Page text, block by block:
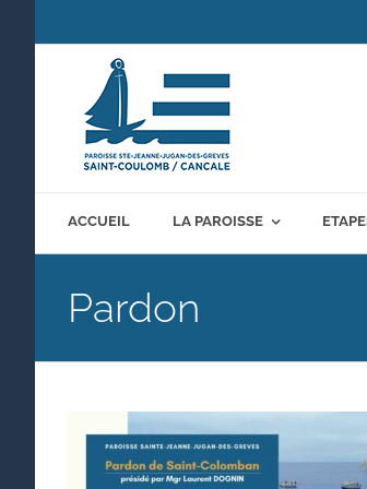
ACCUEIL LA PAROISSE
Pardon